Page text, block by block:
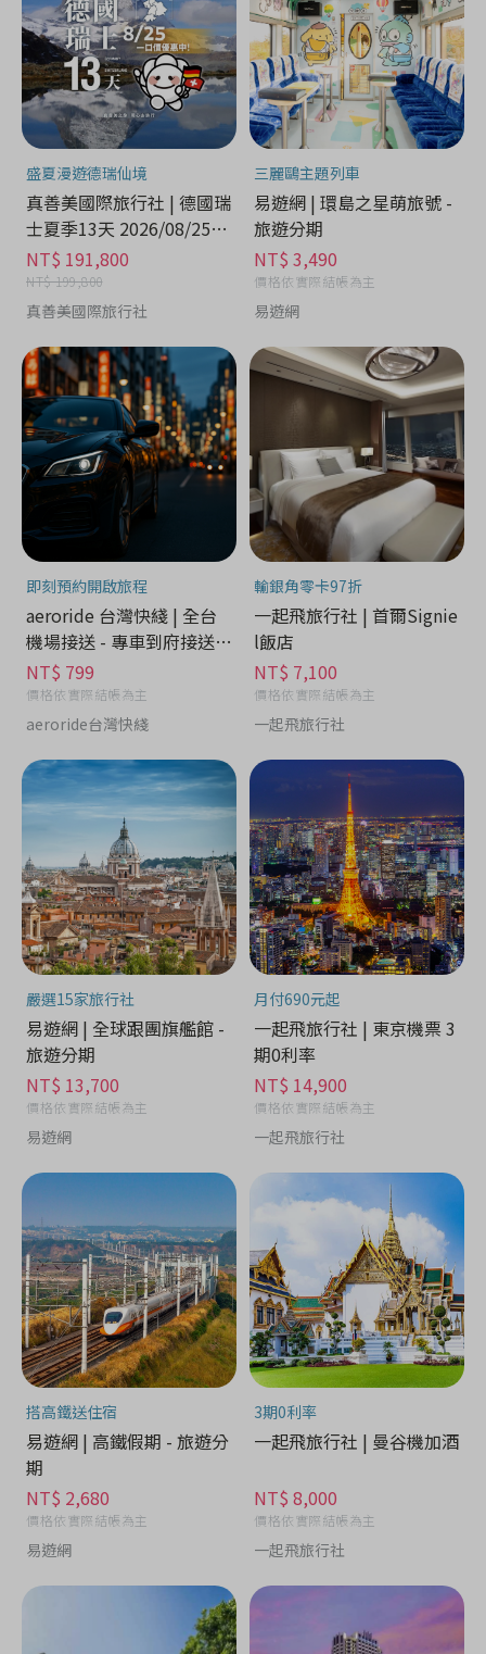
盛夏漫遊德瑞仙境
真善美國際旅行社 | 德國瑞
士夏季13天 2026/08/25出
發 - 住宿旅遊券分期
NT$ 191,800
NT$ 199,800
真善美國際旅行社
三麗鷗主題列車
易遊網 | 環島之星萌旅號 -
旅遊分期
NT$ 3,490
價格依實際結帳為主
易遊網
即刻預約開啟旅程
aeroride 台灣快綫 | 全台
機場接送 - 專車到府接送享
受旅程
NT$ 799
價格依實際結帳為主
aeroride台灣快綫
輸銀角零卡97折
一起飛旅行社 | 首爾Signie
l飯店
NT$ 7,100
價格依實際結帳為主
一起飛旅行社
嚴選15家旅行社
易遊網 | 全球跟團旗艦館 -
旅遊分期
NT$ 13,700
價格依實際結帳為主
易遊網
月付690元起
一起飛旅行社 | 東京機票 3
期0利率
NT$ 14,900
價格依實際結帳為主
一起飛旅行社
搭高鐵送住宿
易遊網 | 高鐵假期 - 旅遊分
期
NT$ 2,680
價格依實際結帳為主
易遊網
3期0利率
一起飛旅行社 | 曼谷機加酒
NT$ 8,000
價格依實際結帳為主
一起飛旅行社